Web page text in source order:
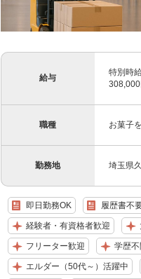
給与
特別時
職種 お菓子
勤務地 埼玉県
即日勤務OK 履歴書不
経験者・有資格者歓迎
フリーター歓迎 学歴不
エルダー（50代～）活躍中